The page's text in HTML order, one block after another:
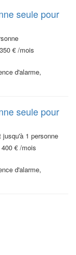
seule pour
350 € /mois
d'alarme,
seule pour
1 personne
400 € /mois
d'alarme,